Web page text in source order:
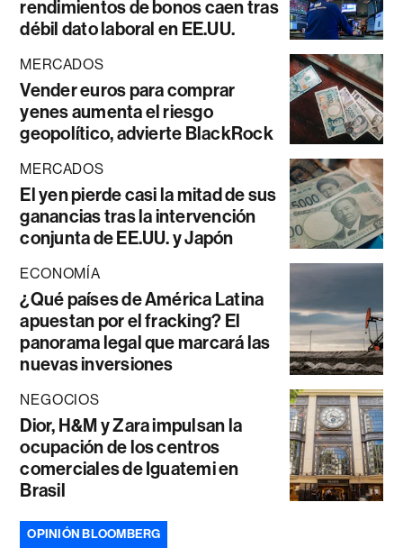
rendimientos de bonos caen tras
débil dato laboral en EE.UU.
MERCADOS
Vender euros para comprar
yenes aumenta el riesgo
geopolítico, advierte BlackRock
MERCADOS
El yen pierde casi la mitad de sus
ganancias tras la intervención
conjunta de EE.UU. y Japón
ECONOMÍA
¿Qué países de América Latina
apuestan por el fracking? El
panorama legal que marcará las
nuevas inversiones
NEGOCIOS
Dior, H&M y Zara impulsan la
ocupación de los centros
comerciales de Iguatemi en
Brasil
OPINIÓN BLOOMBERG